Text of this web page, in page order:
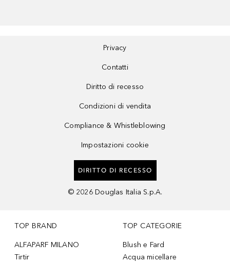
Privacy
Contatti
Diritto di recesso
Condizioni di vendita
Compliance & Whistleblowing
Impostazioni cookie
DIRITTO DI RECESSO
© 2026 Douglas Italia S.p.A.
TOP BRAND
ALFAPARF MILANO
Tirtir
TOP CATEGORIE
Blush e Fard
Acqua micellare